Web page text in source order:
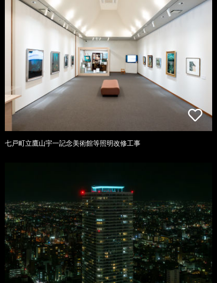
七戸町立鷹山宇一記念美術館等照明改修工事